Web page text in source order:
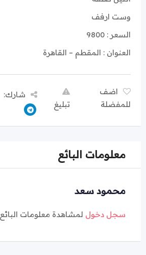
وست ارفف
السعر : 9800
العنوان : المقطم – القاهرة
اضف
للمفضلة
تبليغ
شارك:
معلومات البائع
محمود سعد
سجل دخول لمشاهدة معلومات البائع